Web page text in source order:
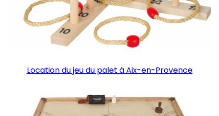
Location du jeu du palet à Aix-en-Provence